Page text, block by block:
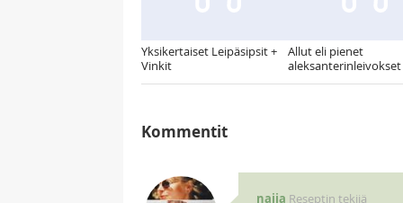
Yksikertaiset Leipäsipsit +
Vinkit
Allut eli pienet
aleksanterinleivokset
Kommentit
naija Reseptin tekijä